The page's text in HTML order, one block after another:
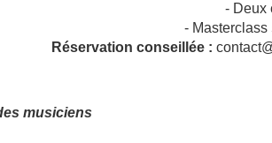
- Deux
-
Réservation conseillée :
musiciens